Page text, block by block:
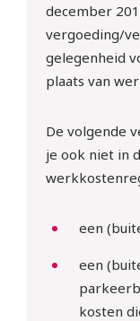
december
vergoeding/
gelegenheid
plaats van
De volgende
je ook niet in
een
een
kosten